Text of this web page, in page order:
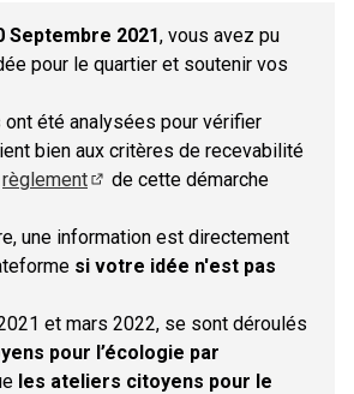
Septembre 2021, vous avez pu
pour le quartier et soutenir vos
été analysées pour vérifier
bien aux critères de recevabilité
règlement
de cette démarche
une information est directement
si votre idée n'est pas
et mars 2022, se sont déroulés
pour l’écologie par
les ateliers citoyens pour le